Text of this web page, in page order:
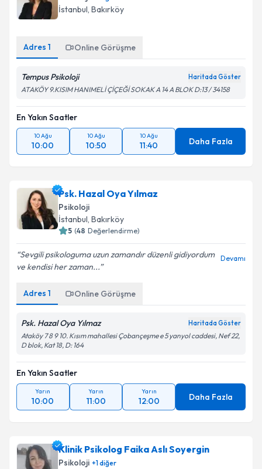
İstanbul, Bakırköy
Adres 1 Online Görüşme
Tempus Psikoloji Haritada Göster
ATAKÖY 9.KISIM HANIMELİ ÇİÇEĞİ SOKAK A 14 A BLOK D:13 / 34158
En Yakın Saatler
10 Ağu
10:00
10 Ağu
10:50
10 Ağu
11:40 Daha Fazla
Psk. Hazal Oya Yılmaz
Psikoloji
İstanbul, Bakırköy
5 (48 Değerlendirme)
Sevgili psikologuma uzun zamandır düzenli gidiyordum
ve kendisi her zaman...
Devamı
Adres 1 Online Görüşme
Psk. Hazal Oya Yılmaz Haritada Göster
Ataköy 7 8 9 10. Kısım mahallesi Çobançeşme e 5 yanyol caddesi, Nef 22,
D blok, Kat 18, D: 164
En Yakın Saatler
Yarın
10:00
Yarın
11:00
Yarın
12:00 Daha Fazla
Klinik Psikolog Faika Aslı Soyergin
Psikoloji +1diğer